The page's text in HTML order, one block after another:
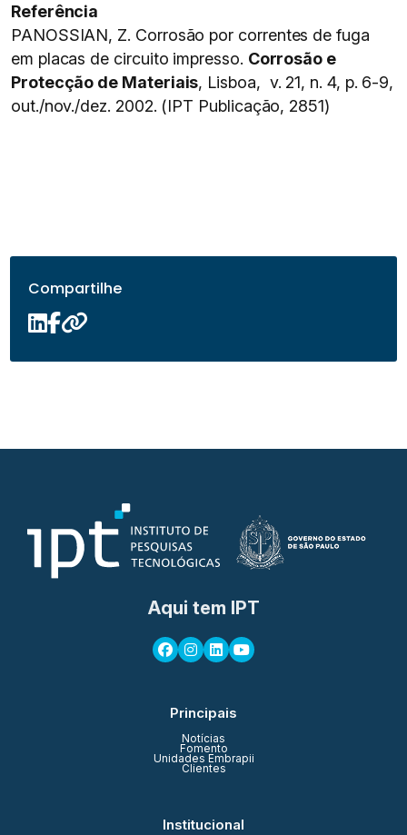
Referência
PANOSSIAN, Z. Corrosão por correntes de fuga
em placas de circuito impresso. Corrosão e
Protecção de Materiais, Lisboa, v. 21, n. 4, p. 6-9,
out./nov./dez. 2002. (IPT Publicação, 2851)
Compartilhe
Aqui tem IPT
Principais
Notícias
Fomento
Unidades Embrapii
Clientes
Institucional